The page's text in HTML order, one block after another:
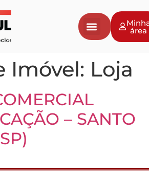
área
Imóvel: Loja
– SANTO